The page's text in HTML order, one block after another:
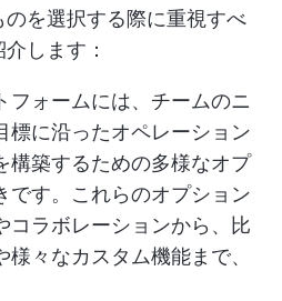
を選択する際に重視すべ
します：
フォームには、チームのニ
標に沿ったオペレーション
構築するための多様なオプ
です。これらのオプション
コラボレーションから、比
々なカスタム機能まで、